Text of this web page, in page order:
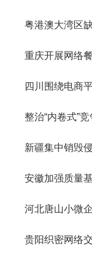
粤港澳大湾区
重庆开展网络
四川围绕电商
整治“内卷式”
新疆集中销毁
安徽加强质量
河北唐山小微
贵阳织密网络